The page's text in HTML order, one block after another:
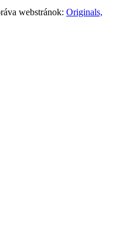
webstránok: Originals,